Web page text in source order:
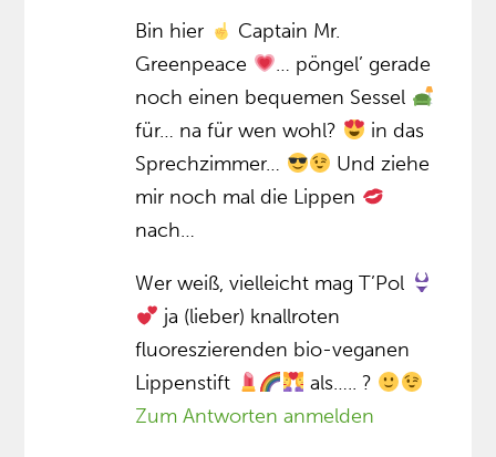
Bin hier
Captain Mr.
Greenpeace
… pöngel’ gerade
noch einen bequemen Sessel
für… na für wen wohl?
in das
Sprechzimmer…
Und ziehe
mir noch mal die Lippen
nach…
Wer weiß, vielleicht mag T’Pol
ja (lieber) knallroten
fluoreszierenden bio-veganen
Lippenstift
als….. ?
Zum Antworten anmelden